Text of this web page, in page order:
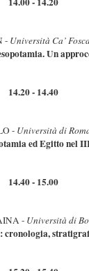
- Università Ca’
Un
14.20 - 14.40
- Università di
ed Egitto nel
14.40 - 15.00
- Università di
cronologia,